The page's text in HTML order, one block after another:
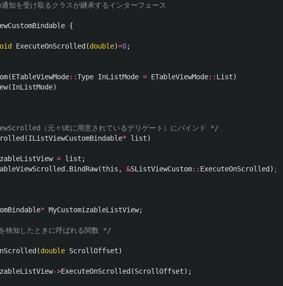
{
ExecuteOnScrolled (double)=0;
(ETableViewMode::Type InListMode = ETableViewMode:: List)
(InListMode)
（元々UEに用意されているデリゲート）にバインド */
(IListViewCustomBindable* list)
= list ;
. BindRaw(this , &SListViewCustom:: ExecuteOnScrolled );
* MyCustomizableListView;
検知したときに呼ばれる関数 */
(double ScrollOffset)
->ExecuteOnScrolled (ScrollOffset);